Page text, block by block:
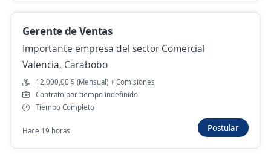
Gerente comercial
Importante empresa del sector de tecnología
Valencia, Carabobo
Hace 6 días
Se precisa Urgente
Gerente de Ventas
Importante empresa del sector Comercial
Valencia, Carabobo
12.000,00 $ (Mensual) + Comisiones
Contrato por tiempo indefinido
Tiempo Completo
Hace 19 horas Postular